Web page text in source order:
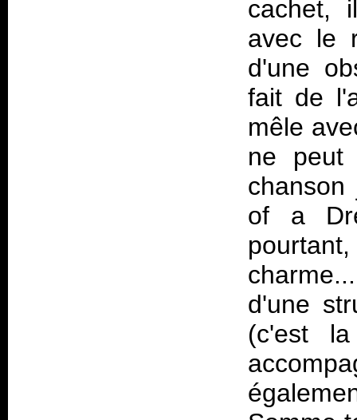
cachet,
avec le
d'une
fait de
mêle
ne peut
of a
d'une
(c'est